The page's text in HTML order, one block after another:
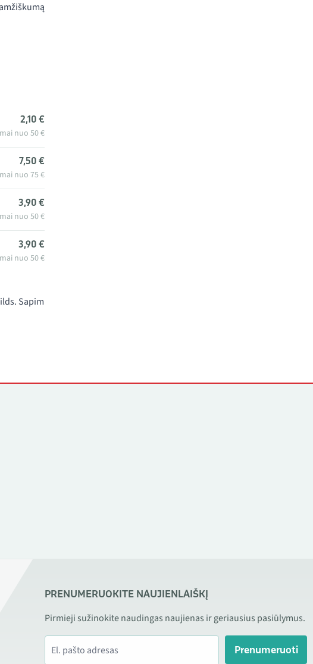
2,10 €
nuo 50 €
7,50 €
nuo 75 €
3,90 €
nuo 50 €
3,90 €
nuo 50 €
Sapim
PRENUMERUOKITE NAUJIENLAIŠKĮ
Pirmieji sužinokite naudingas naujienas ir geriausius pasiūlymus.
Prenumeruoti